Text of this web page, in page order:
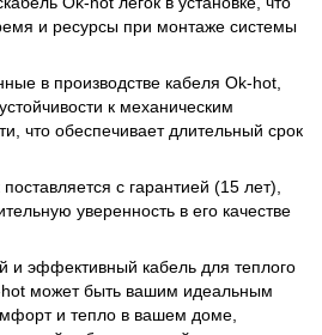
и ресурсы при монтаже системы
в производстве кабеля Ok-hot,
к механическим
что обеспечивает длительный срок
с гарантией (15 лет),
уверенность в его качестве
и эффективный кабель для теплого
может быть вашим идеальным
и тепло в вашем доме,